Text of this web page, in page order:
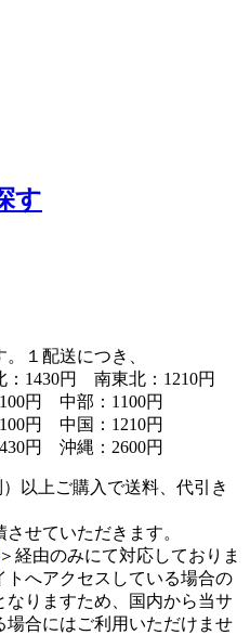
す
１配送につき、
1430円 南東北：1210円
円 中部：1100円
円 中国：1210円
円 沖縄：2600円
以上ご購入で送料、代引き
せていただきます。
＞経由のみにて対応しておりま
トへアクセスしている場合の
りますため、国内から当サ
場合にはご利用いただけませ